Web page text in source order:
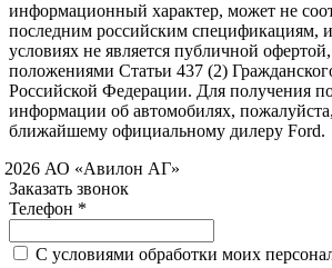
информационный характер, может не
последним российским спецификациям,
условиях не является публичной
положениями Статьи 437 (2)
Российской Федерации. Для получения
информации об автомобилях,
ближайшему официальному дилеру Ford.
АО «Авилон АГ»
Заказать звонок
Телефон *
C условиями обработки моих